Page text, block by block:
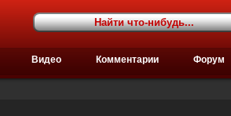
Видео Комментарии Форум